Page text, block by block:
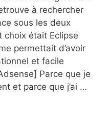
à rechercher
sous les deux
choix était Eclipse
permettait d’avoir
et facile
Parce que je
et parce que j’ai …